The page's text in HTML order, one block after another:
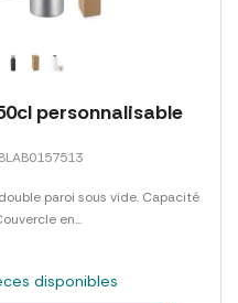
personnalisable
paroi sous vide. Capacité
en...
disponibles